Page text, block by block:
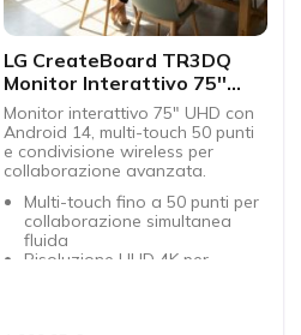
LG CreateBoard TR3DQ
Monitor Interattivo 75''
UHD
Monitor interattivo 75" UHD con
Android 14, multi-touch 50 punti
e condivisione wireless per
collaborazione avanzata.
Multi-touch fino a 50 punti per
collaborazione simultanea
fluida
Risoluzione UHD 4K per